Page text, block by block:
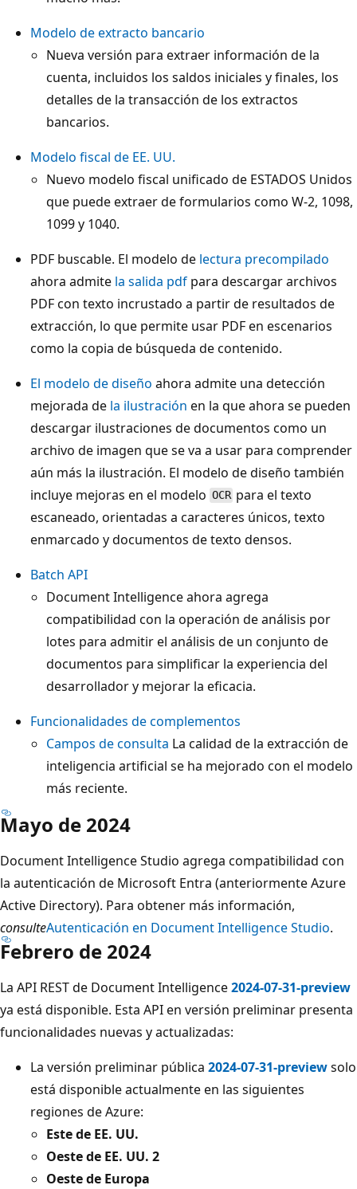
Modelo de extracto bancario
Nueva versión para extraer información de la
cuenta, incluidos los saldos iniciales y finales, los
detalles de la transacción de los extractos
bancarios.​
Modelo fiscal de EE. UU.
Nuevo modelo fiscal unificado de ESTADOS Unidos
que puede extraer de formularios como W-2, 1098,
1099 y 1040.
PDF buscable. El modelo de lectura precompilado
ahora admite la salida pdf para descargar archivos
PDF con texto incrustado a partir de resultados de
extracción, lo que permite usar PDF en escenarios
como la copia de búsqueda de contenido.
El modelo de diseño ahora admite una detección
mejorada de la ilustración en la que ahora se pueden
descargar ilustraciones de documentos como un
archivo de imagen que se va a usar para comprender
aún más la ilustración. El modelo de diseño también
incluye mejoras en el modelo OCR para el texto
escaneado, orientadas a caracteres únicos, texto
enmarcado y documentos de texto densos.
Batch API
Document Intelligence ahora agrega
compatibilidad con la operación de análisis por
lotes para admitir el análisis de un conjunto de
documentos para simplificar la experiencia del
desarrollador y mejorar la eficacia.
Funcionalidades de complementos
Campos de consulta La calidad de la extracción de
inteligencia artificial se ha mejorado con el modelo
más reciente.
Mayo de 2024
Document Intelligence Studio agrega compatibilidad con
la autenticación de Microsoft Entra (anteriormente Azure
Active Directory). Para obtener más información,
consulteAutenticación en Document Intelligence Studio.
Febrero de 2024
La API REST de Document Intelligence2024-07-31-preview
ya está disponible. Esta API en versión preliminar presenta
funcionalidades nuevas y actualizadas:
La versión preliminar pública 2024-07-31-previewsolo
está disponible actualmente en las siguientes
regiones de Azure:
Este de EE. UU.
Oeste de EE. UU. 2
Oeste de Europa